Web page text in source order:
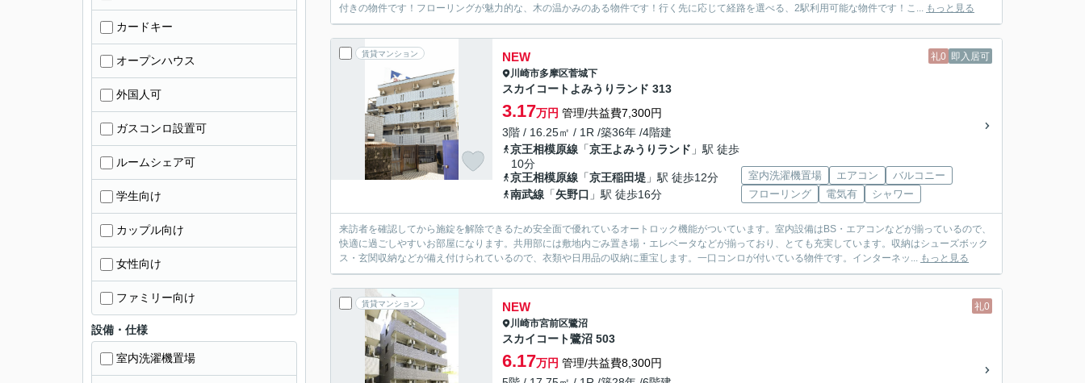
付きの物件です！フローリングが魅力的な、木の温かみのある物件です！行く先に応じて経路を選べる、2駅利用可能な物件です！こ... もっと見る
賃貸マンション 礼0 即入居可
NEW
川崎市多摩区菅城下
スカイコートよみうりランド 313
3.17万円 管理/共益費7,300円
3階 / 16.25㎡ / 1R /築36年 /4階建
京王相模原線 「京王よみうりランド 」駅 徒歩
10分
京王相模原線 「京王稲田堤 」駅 徒歩12分
南武線 「矢野口 」駅 徒歩16分
室内洗濯機置場 エアコン
バルコニー
フローリング
電気有 シャワー
来訪者を確認してから施錠を解除できるため安全面で優れているオートロック機能がついています。室内設備はBS・エアコンなどが揃っているので、
快適に過ごしやすいお部屋になります。共用部には敷地内ごみ置き場・エレベータなどが揃っており、とても充実しています。収納はシューズボック
ス・玄関収納などが備え付けられているので、衣類や日用品の収納に重宝します。一口コンロが付いている物件です。インターネッ... もっと見る
賃貸マンション 礼0
NEW
川崎市宮前区鷺沼
スカイコート鷺沼 503
6.17万円 管理/共益費8,300円
カードキー
オープンハウス
外国人可
ガスコンロ設置可
ルームシェア可
学生向け
カップル向け
女性向け
ファミリー向け
設備・仕様
室内洗濯機置場